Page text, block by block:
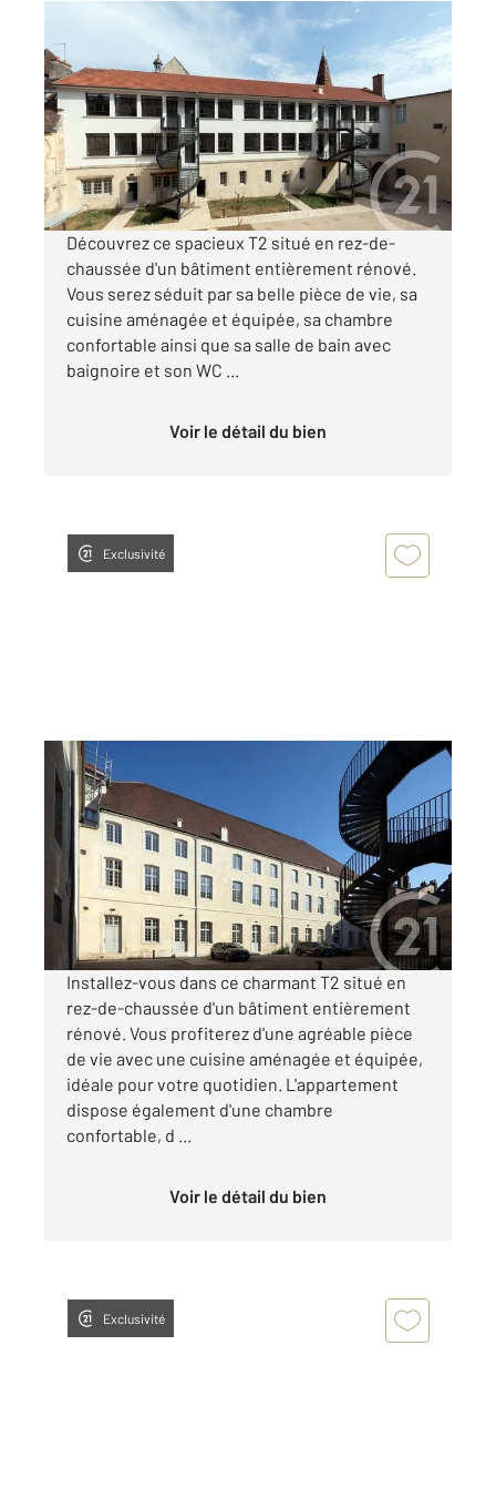
, 2 pièces
Ref : 13565
Appartement F2 à louer
660 €
par mois charges comprises
Découvrez ce spacieux T2 situé en rez-de-
chaussée d'un bâtiment entièrement rénové.
Vous serez séduit par sa belle pièce de vie, sa
cuisine aménagée et équipée, sa chambre
confortable ainsi que sa salle de bain avec
baignoire et son WC ...
Voir le détail du bien
Exclusivité
DOLE 39
44,23 m
2, 2 pièces
Ref : 13563
Appartement F2 à louer
574 €
par mois charges comprises
Installez-vous dans ce charmant T2 situé en
rez-de-chaussée d'un bâtiment entièrement
rénové. Vous profiterez d'une agréable pièce
de vie avec une cuisine aménagée et équipée,
idéale pour votre quotidien. L'appartement
dispose également d'une chambre
confortable, d ...
Voir le détail du bien
Exclusivité